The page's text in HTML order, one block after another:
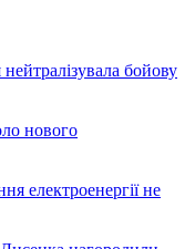
бойову
нового
електроенергії не